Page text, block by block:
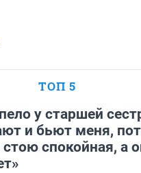
ТОП 5
у старшей
и бьют меня,
стою спокойная, а